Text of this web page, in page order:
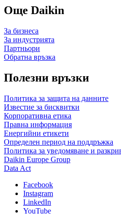
Още Daikin
За бизнеса
За индустрията
Партньори
Обратна връзка
Полезни връзки
Политика за защита на данните
Известие за бисквитки
Корпоративна етика
Правна информация
Енергийни етикети
Определен период на поддръжка
Политика за уведомяване и
Daikin Europe Group
Data Act
Facebook
Instagram
LinkedIn
YouTube